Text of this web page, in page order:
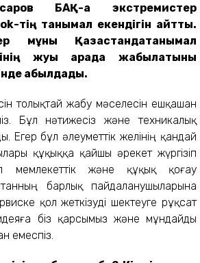
БАҚ-қа экстремистер
тің танымал екендігін айтты.
мұны Қазақстандатанымал
жуық арада жабылатыны
қабылдады.
толықтай жабу мәселесін ешқашан
Бұл нәтижесіз және техникалық
Егер бұл әлеуметтік желінің қандай
құқыққа қайшы әрекет жүргізіп
мемлекеттік және құқық қоғау
барлық пайдаланушыларына
қол жеткізуді шектеуге рұқсат
біз қарсымыз және мұндайды
емеспіз.